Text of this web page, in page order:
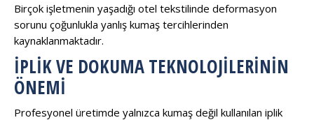
Birçok işletmenin yaşadığı otel tekstilinde deformasyon
sorunu çoğunlukla yanlış kumaş tercihlerinden
kaynaklanmaktadır.
İPLIK VE DOKUMA TEKNOLOJILERININ
ÖNEMI
Profesyonel üretimde yalnızca kumaş değil kullanılan iplik